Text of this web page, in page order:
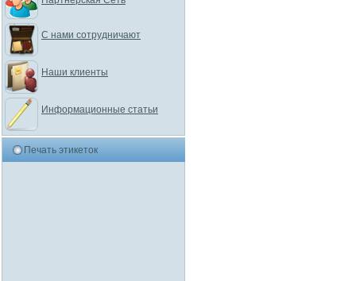
С нами сотрудничают
Наши клиенты
Информационные статьи
Печать этикеток